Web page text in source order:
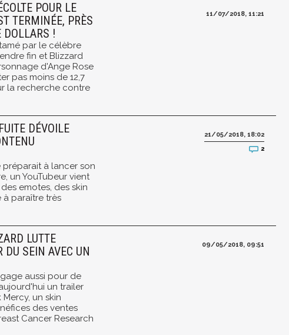
POUR LE
TERMINÉE, PRÈS
!
par le célèbre
fin et Blizzard
d'Ange Rose
pas moins de 12,7
la recherche contre
11/07/2018, 11:21
DÉVOILE
à lancer son
un YouTubeur vient
emotes, des skin
paraître très
21/05/2018, 18:02
2
LUTTE
DU SEIN AVEC UN
aussi pour de
un trailer
un skin
des ventes
Cancer Research
09/05/2018, 09:51